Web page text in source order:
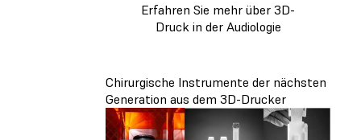
Erfahren Sie mehr über 3D-
Druck in der Audiologie
Chirurgische Instrumente der nächsten
Generation aus dem 3D-Drucker